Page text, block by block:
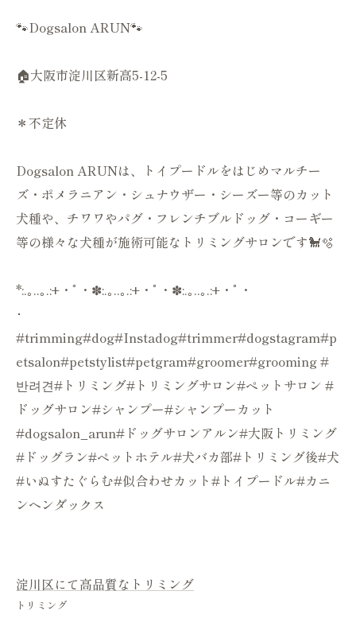
🐾Dogsalon ARUN🐾
🏠大阪市淀川区新高5-12-5
＊不定休
Dogsalon ARUNは、トイプードルをはじめマルチー
ズ・ポメラニアン・シュナウザー・シーズー等のカット
犬種や、チワワやパグ・フレンチブルドッグ・コーギー
等の様々な犬種が施術可能なトリミングサロンです🐩🫧
*:.｡..｡.:+・ﾟ・✽:.｡..｡.:+・ﾟ・✽:.｡..｡.:+・ﾟ・
･
#trimming#dog#Instadog#trimmer#dogstagram#p
etsalon#petstylist#petgram#groomer#grooming #
반려견#トリミング#トリミングサロン#ペットサロン #
ドッグサロン#シャンプー#シャンプーカット
#dogsalon_arun#ドッグサロンアルン#大阪トリミング
#ドッグラン#ペットホテル#犬バカ部#トリミング後#犬
#いぬすたぐらむ#似合わせカット#トイプードル#カニ
ンヘンダックス
淀川区にて高品質なトリミング
トリミング